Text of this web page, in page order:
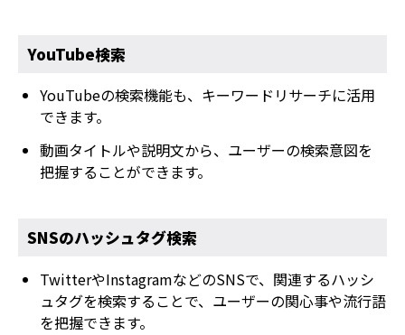
YouTube検索
YouTubeの検索機能も、キーワードリサーチに活用
できます。
動画タイトルや説明文から、ユーザーの検索意図を
把握することができます。
SNSのハッシュタグ検索
TwitterやInstagramなどのSNSで、関連するハッシ
ュタグを検索することで、ユーザーの関心事や流行語
を把握できます。